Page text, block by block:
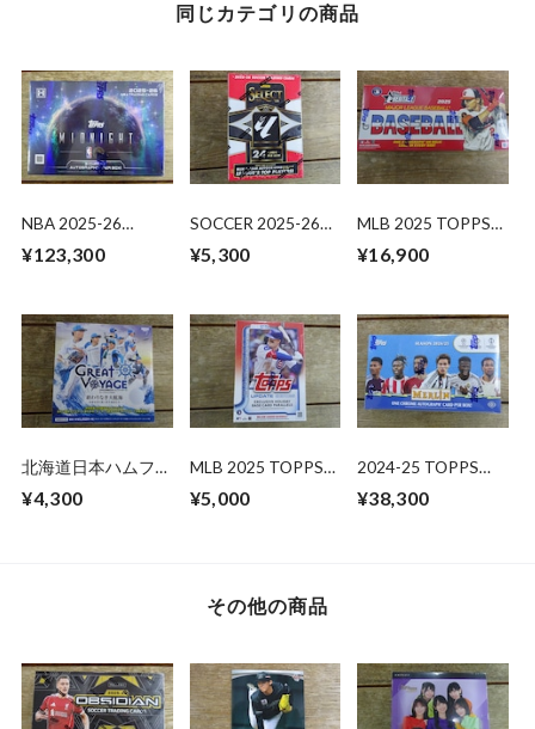
同じカテゴリの商品
NBA 2025-26
HOBBY 未開封 BOX
¥123,300
SOCCER 2025-26
LALIGA BLASTER 未
¥5,300
MLB 2025 TOPPS
未開封 BOX
¥16,900
北海道日本ハムファ
ット 2025 BBM 未
¥4,300
MLB 2025 TOPPS
VALUE BOX 未開封
¥5,000
2024-25 TOPPS
COMPETITIONS
¥38,300
その他の商品